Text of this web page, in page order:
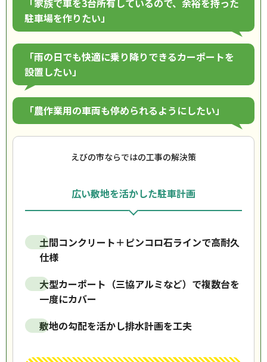
「家族で車を3台所有しているので、余裕を持った
駐車場を作りたい」
「雨の日でも快適に乗り降りできるカーポートを
設置したい」
「農作業用の車両も停められるようにしたい」
えびの市ならではの工事の解決策
広い敷地を活かした駐車計画
土間コンクリート＋ピンコロ石ラインで高耐久
仕様
大型カーポート（三協アルミなど）で複数台を
一度にカバー
敷地の勾配を活かし排水計画を工夫